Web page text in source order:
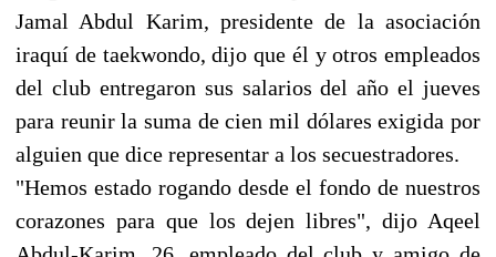
Jamal Abdul Karim, presidente de la asociación
iraquí de taekwondo, dijo que él y otros empleados
del club entregaron sus salarios del año el jueves
para reunir la suma de cien mil dólares exigida por
alguien que dice representar a los secuestradores.
"Hemos estado rogando desde el fondo de nuestros
corazones para que los dejen libres", dijo Aqeel